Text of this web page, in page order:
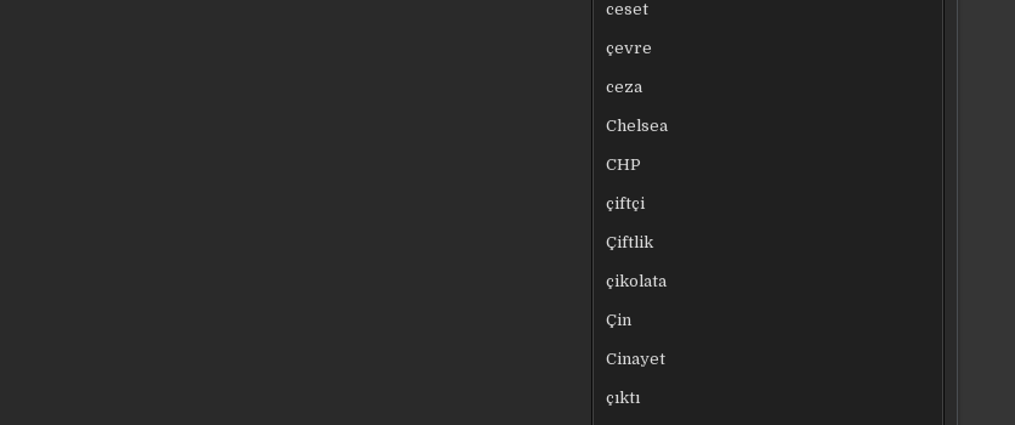
ceset
çevre
ceza
Chelsea
CHP
çiftçi
Çiftlik
çikolata
Çin
Cinayet
çıktı